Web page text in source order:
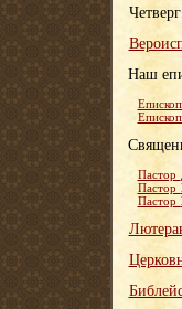
Наш
Епископ
Пастор
Пастор
Пастор